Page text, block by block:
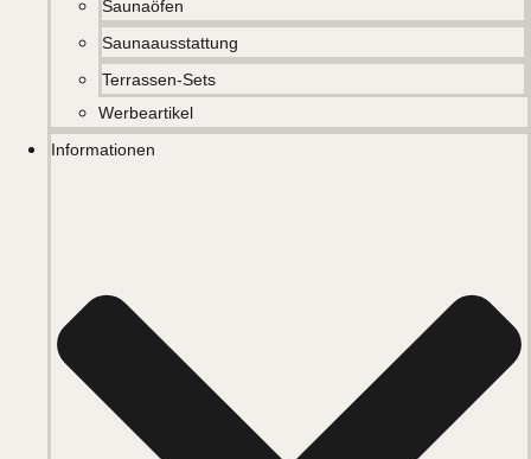
Saunaöfen
Saunaausstattung
Terrassen-Sets
Werbeartikel
Informationen